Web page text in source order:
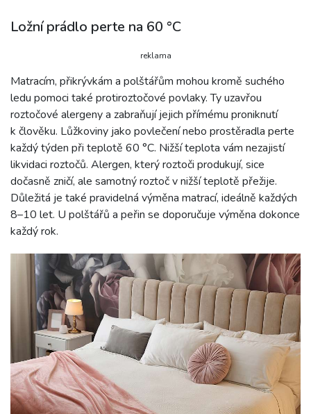
Ložní prádlo perte na 60 °C
reklama
Matracím, přikrývkám a polštářům mohou kromě suchého
ledu pomoci také protiroztočové povlaky. Ty uzavřou
roztočové alergeny a zabraňují jejich přímému proniknutí
k člověku. Lůžkoviny jako povlečení nebo prostěradla perte
každý týden při teplotě 60 °C. Nižší teplota vám nezajistí
likvidaci roztočů. Alergen, který roztoči produkují, sice
dočasně zničí, ale samotný roztoč v nižší teplotě přežije.
Důležitá je také pravidelná výměna matrací, ideálně každých
8–10 let. U polštářů a peřin se doporučuje výměna dokonce
každý rok.